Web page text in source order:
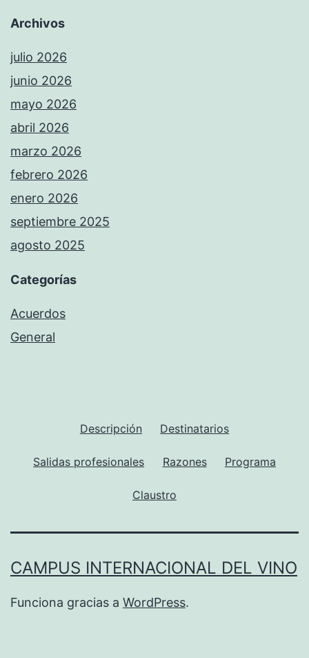
Archivos
julio 2026
junio 2026
mayo 2026
abril 2026
marzo 2026
febrero 2026
enero 2026
septiembre 2025
agosto 2025
Categorías
Acuerdos
General
Descripción Destinatarios
Salidas profesionales Razones Programa
Claustro
CAMPUS INTERNACIONAL DEL VINO
Funciona gracias a WordPress.